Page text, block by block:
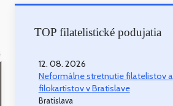
TOP filatelistické podujatia
12. 08. 2026
Neformálne stretnutie filatelistov a
filokartistov v Bratislave
Bratislava